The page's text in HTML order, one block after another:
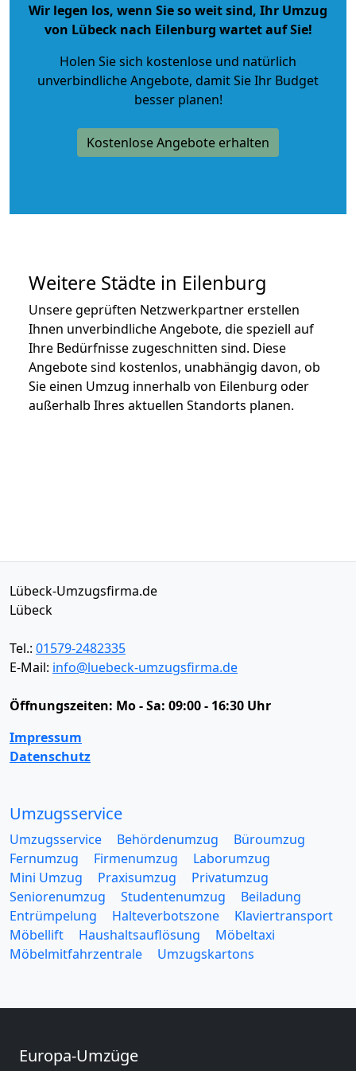
Wir legen los, wenn Sie so weit sind, Ihr Umzug
von Lübeck nach Eilenburg wartet auf Sie!
Holen Sie sich kostenlose und natürlich
unverbindliche Angebote, damit Sie Ihr Budget
besser planen!
Kostenlose Angebote erhalten
Weitere Städte in Eilenburg
Unsere geprüften Netzwerkpartner erstellen
Ihnen unverbindliche Angebote, die speziell auf
Ihre Bedürfnisse zugeschnitten sind. Diese
Angebote sind kostenlos, unabhängig davon, ob
Sie einen Umzug innerhalb von Eilenburg oder
außerhalb Ihres aktuellen Standorts planen.
Lübeck-Umzugsfirma.de
Lübeck
Tel.: 01579-2482335
E-Mail: info@luebeck-umzugsfirma.de
Öffnungszeiten: Mo - Sa: 09:00 - 16:30 Uhr
Impressum
Datenschutz
Umzugsservice
Umzugsservice Behördenumzug
Büroumzug
Fernumzug
Firmenumzug
Laborumzug
Mini Umzug
Praxisumzug
Privatumzug
Seniorenumzug
Studentenumzug
Beiladung
Entrümpelung
Halteverbotszone
Klaviertransport
Möbellift
Haushaltsauflösung
Möbeltaxi
Möbelmitfahrzentrale
Umzugskartons
Europa-Umzüge